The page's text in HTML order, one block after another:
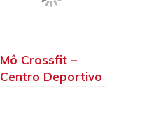
Mô Crossfit –
Centro Deportivo